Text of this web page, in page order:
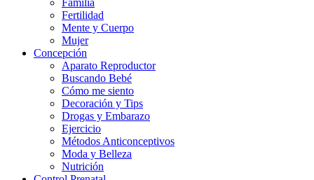
Familia
Fertilidad
Mente y Cuerpo
Mujer
Concepción
Aparato Reproductor
Buscando Bebé
Cómo me siento
Decoración y Tips
Drogas y Embarazo
Ejercicio
Métodos Anticonceptivos
Moda y Belleza
Nutrición